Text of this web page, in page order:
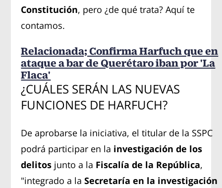
Constitución, pero ¿de qué trata? Aquí te
contamos.
Relacionada; Confirma Harfuch que en
ataque a bar de Querétaro iban por 'La
Flaca'
¿CUÁLES SERÁN LAS NUEVAS
FUNCIONES DE HARFUCH?
De aprobarse la iniciativa, el titular de la SSPC
podrá participar en la investigación de los
delitos junto a la Fiscalía de la República,
"integrado a laSecretaría en la investigación